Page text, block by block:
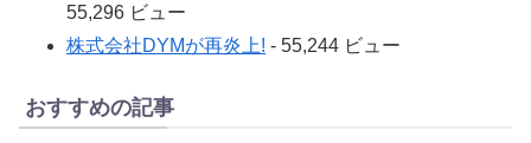
55,296 ビュー
株式会社DYMが再炎上! - 55,244 ビュー
おすすめの記事